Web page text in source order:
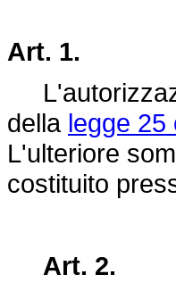
Art. 1.
della legge 25
L'ulteriore
costituito
Art. 2.